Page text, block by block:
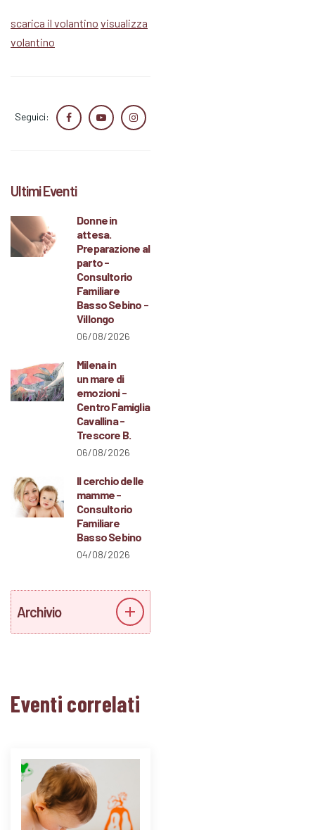
scarica il volantino visualizza
volantino
Seguici:
Ultimi Eventi
Donne in
attesa.
Preparazione al
parto -
Consultorio
Familiare
Basso Sebino -
Villongo
06/08/2026
Milena in
un mare di
emozioni -
Centro Famiglia
Cavallina -
Trescore B.
06/08/2026
Il cerchio delle
mamme -
Consultorio
Familiare
Basso Sebino
04/08/2026
Archivio
Eventi correlati